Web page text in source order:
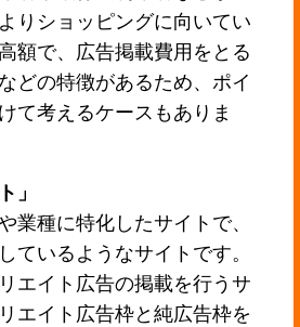
りショッピングに向いてい
額で、広告掲載費用をとる
どの特徴があるため、ポイ
て考えるケースもありま
」
業種に特化したサイトで、
ているようなサイトです。
エイト広告の掲載を行うサ
エイト広告枠と純広告枠を